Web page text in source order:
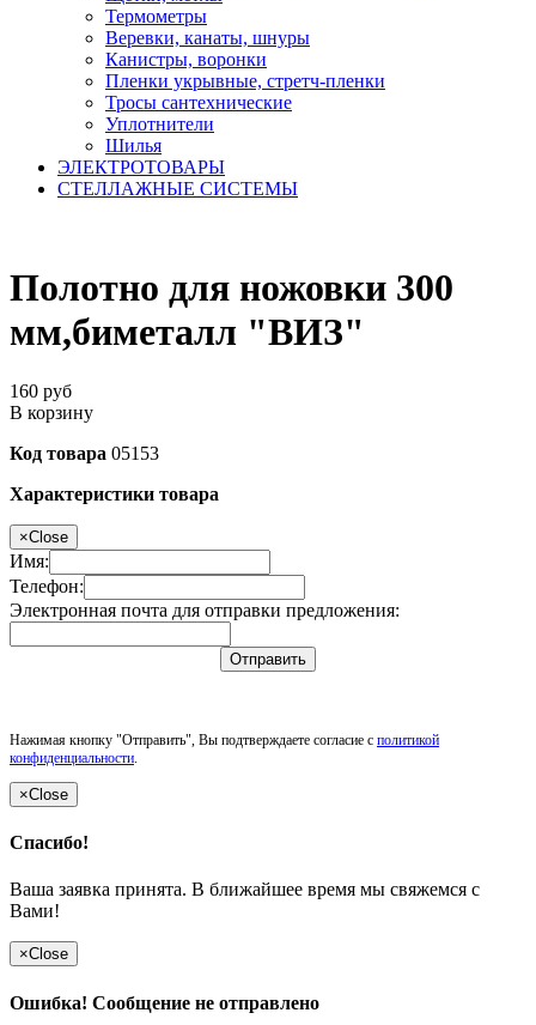
Термометры
Веревки, канаты, шнуры
Канистры, воронки
Пленки укрывные, стретч-пленки
Тросы сантехнические
Уплотнители
Шилья
ЭЛЕКТРОТОВАРЫ
СТЕЛЛАЖНЫЕ СИСТЕМЫ
Полотно для ножовки 300
мм,биметалл "ВИЗ"
160 руб
В корзину
Код товара 05153
Характеристики товара
×Close
Имя:
Телефон:
Электронная почта для отправки предложения:
Отправить
Нажимая кнопку "Отправить", Вы подтверждаете согласие с политикой
конфиденциальности.
×Close
Спасибо!
Ваша заявка принята. В ближайшее время мы свяжемся с
Вами!
×Close
Ошибка! Сообщение не отправлено